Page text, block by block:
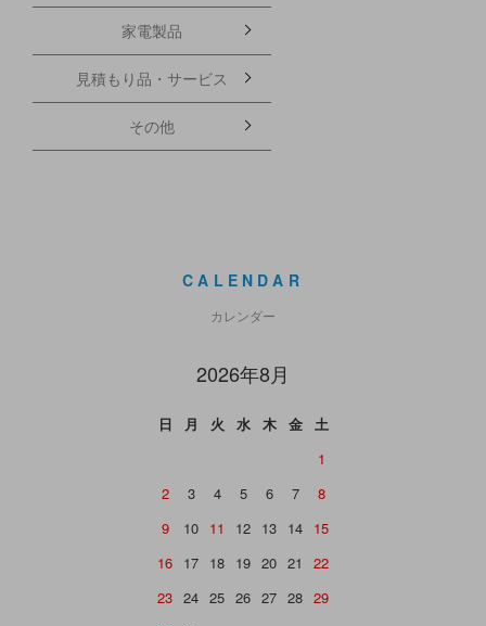
家電製品
見積もり品・サービス
その他
CALENDAR
カレンダー
2026年8月
日 月 火 水 木 金
土
1
2
3 4 5 6 7
8
9
10 11 12 13 14 15
16 17 18 19 20 21
22
23 24 25 26 27 28 29